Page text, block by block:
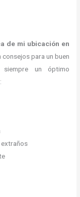
de mi ubicación en
para un buen
un óptimo
extraños